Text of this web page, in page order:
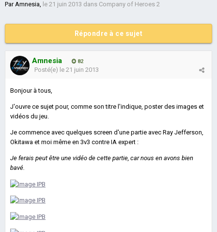
ParAmnesia, le 21 juin 2013 dans Company of Heroes 2
Répondre à ce sujet
Amnesia 82
Posté(e) le 21 juin 2013
Bonjour à tous,
J'ouvre ce sujet pour, comme son titre l'indique, poster des images et
vidéos du jeu.
Je commence avec quelques screen d'une partie avec Ray Jefferson,
Okitawa et moi même en 3v3 contre IA expert :
Je ferais peut être une vidéo de cette partie, car nous en avons bien
bavé.